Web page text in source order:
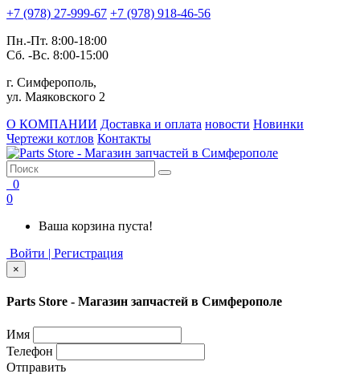
+7 (978) 27-999-67 +7 (978) 918-46-56
Пн.-Пт. 8:00-18:00
Сб. -Вс. 8:00-15:00
г. Симферополь,
ул. Маяковского 2
О КОМПАНИИ Доставка и оплата новости Новинки
Чертежи котлов Контакты
0
0
Ваша корзина пуста!
Войти | Регистрация
×
Parts Store - Магазин запчастей в Симферополе
Имя
Телефон
Отправить